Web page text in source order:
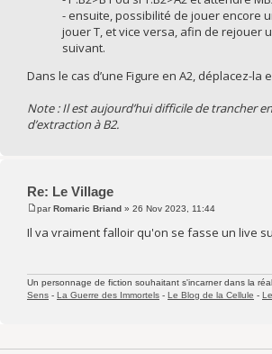
- ensuite, possibilité de jouer encore
jouer T, et vice versa, afin de rejouer
suivant.
Dans le cas d’une Figure en A2, déplacez-la
Note : Il est aujourd’hui difficile de trancher
d’extraction à B2.
Re: Le Village
parRomaric Briand » 26 Nov 2023, 11:44
Il va vraiment falloir qu'on se fasse un live
Un personnage de fiction souhaitant s'incarner dans la
Sens - La Guerre des Immortels - Le Blog de la Cellule -